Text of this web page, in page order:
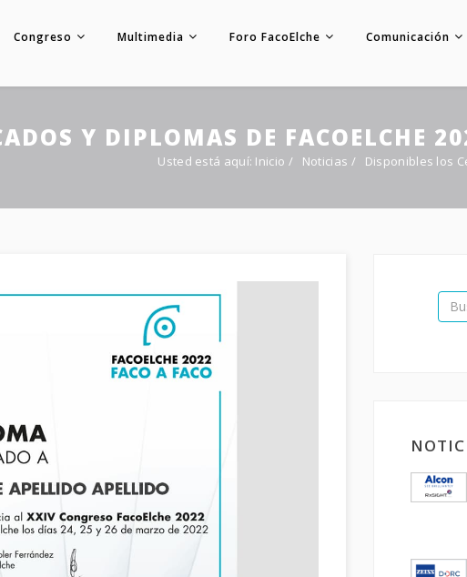
Congreso Multimedia Foro FacoElche Comunicación
Y DIPLOMAS DE FACOELCHE
Usted está aquí: Inicio / Noticias / Disponibles los